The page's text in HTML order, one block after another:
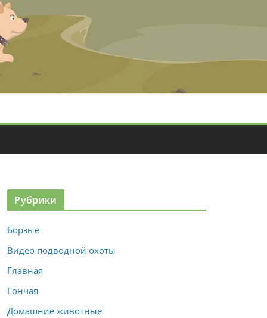
Рубрики
Борзые
Видео подводной охоты
Главная
Гончая
Домашние животные